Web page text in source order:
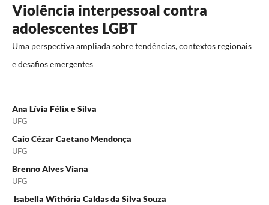
Violência interpessoal contra
adolescentes LGBT
Uma perspectiva ampliada sobre tendências, contextos regionais
e desafios emergentes
Ana Lívia Félix e Silva
UFG
Caio Cézar Caetano Mendonça
UFG
Brenno Alves Viana
UFG
Isabella Withória Caldas da Silva Souza